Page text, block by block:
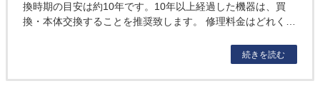
換時期の目安は約10年です。10年以上経過した機器は、買
換・本体交換することを推奨致します。 修理料金はどれく…
続きを読む